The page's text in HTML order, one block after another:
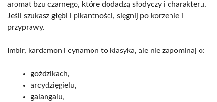
aromat bzu czarnego, które dodadzą słodyczy i charakteru.
Jeśli szukasz głębi i pikantności, sięgnij po korzenie i
przyprawy.
Imbir, kardamon i cynamon to klasyka, ale nie zapominaj o:
goździkach,
arcydzięgielu,
galangalu,